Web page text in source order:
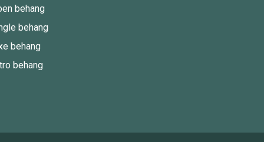
behang
behang
behang
behang